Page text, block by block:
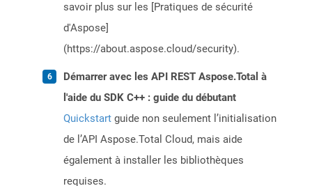
savoir plus sur les [Pratiques de sécurité
d'Aspose]
(https://about.aspose.cloud/security).
Démarrer avec les API REST Aspose.Total à
l'aide du SDK C++ : guide du débutant
Quickstart guide non seulement l’initialisation
de l’API Aspose.Total Cloud, mais aide
également à installer les bibliothèques
requises.